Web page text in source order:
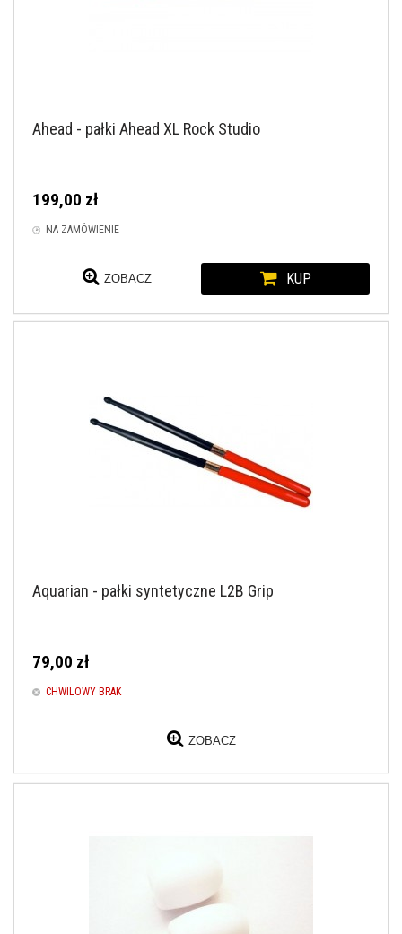
Ahead - pałki Ahead XL Rock Studio
199,00 zł
NA ZAMÓWIENIE
ZOBACZ KUP
Aquarian - pałki syntetyczne L2B Grip
79,00 zł
CHWILOWY BRAK
ZOBACZ